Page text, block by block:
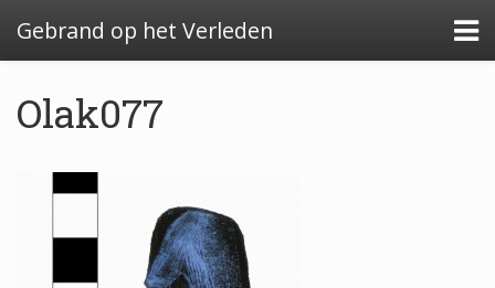
Gebrand op het Verleden
Algemeen: de glazenier
Uitwerking: Zutphen-Dieserstraat, 1583-1600
Olak077